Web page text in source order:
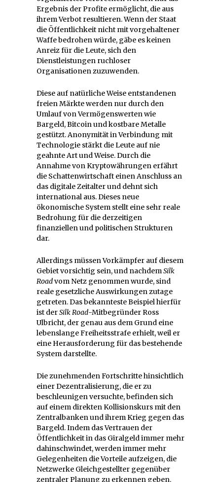
Ergebnis der Profite ermöglicht, die aus
ihrem Verbot resultieren. Wenn der Staat
die Öffentlichkeit nicht mit vorgehaltener
Waffe bedrohen würde, gäbe es keinen
Anreiz für die Leute, sich den
Dienstleistungen ruchloser
Organisationen zuzuwenden.
Diese auf natürliche Weise entstandenen
freien Märkte werden nur durch den
Umlauf von Vermögenswerten wie
Bargeld, Bitcoin und kostbare Metalle
gestützt. Anonymität in Verbindung mit
Technologie stärkt die Leute auf nie
geahnte Art und Weise. Durch die
Annahme von Kryptowährungen erfährt
die Schattenwirtschaft einen Anschluss an
das digitale Zeitalter und dehnt sich
international aus. Dieses neue
ökonomische System stellt eine sehr reale
Bedrohung für die derzeitigen
finanziellen und politischen Strukturen
dar.
Allerdings müssen Vorkämpfer auf diesem
Gebiet vorsichtig sein, und nachdemSilk
Roadvom Netz genommen wurde, sind
reale gesetzliche Auswirkungen zutage
getreten. Das bekannteste Beispiel hierfür
ist derSilk Road-Mitbegründer Ross
Ulbricht, der genau aus dem Grund eine
lebenslange Freiheitsstrafe erhielt, weil er
eine Herausforderung für das bestehende
System darstellte.
Die zunehmenden Fortschritte hinsichtlich
einer Dezentralisierung, die er zu
beschleunigen versuchte, befinden sich
auf einem direkten Kollisionskurs mit den
Zentralbanken und ihrem Krieg gegen das
Bargeld. Indem das Vertrauen der
Öffentlichkeit in das Giralgeld immer mehr
dahinschwindet, werden immer mehr
Gelegenheiten die Vorteile aufzeigen, die
Netzwerke Gleichgestellter gegenüber
zentraler Planung zu erkennen geben.